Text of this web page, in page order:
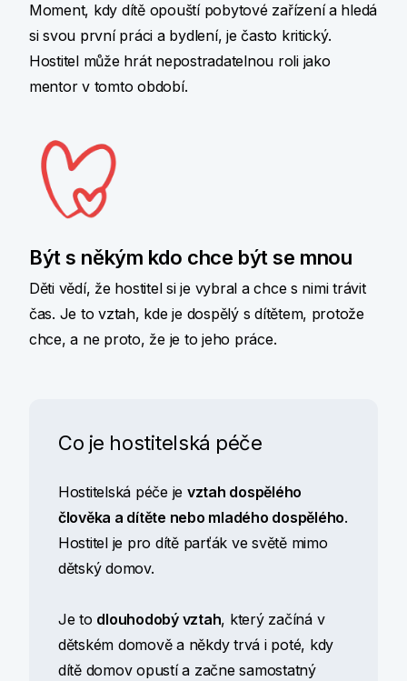
Moment, kdy dítě opouští pobytové zařízení a hledá
si svou první práci a bydlení, je často kritický.
Hostitel může hrát nepostradatelnou roli jako
mentor v tomto období.
Být s někým kdo chce být se mnou
Děti vědí, že hostitel si je vybral a chce s nimi trávit
čas. Je to vztah, kde je dospělý s dítětem, protože
chce, a ne proto, že je to jeho práce.
Co je hostitelská péče
Hostitelská péče je vztah dospělého
člověka a dítěte nebo mladého dospělého.
Hostitel je pro dítě parťák ve světě mimo
dětský domov.
Je to dlouhodobý vztah, který začíná v
dětském domově a někdy trvá i poté, kdy
dítě domov opustí a začne samostatný